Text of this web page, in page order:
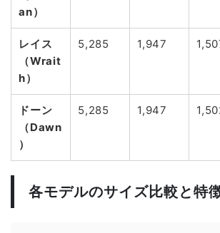
an）
レイス
（Wrait
h）
5,285 1,947
ドーン
（Dawn
）
5,285 1,947
各モデルのサイズ比較と特